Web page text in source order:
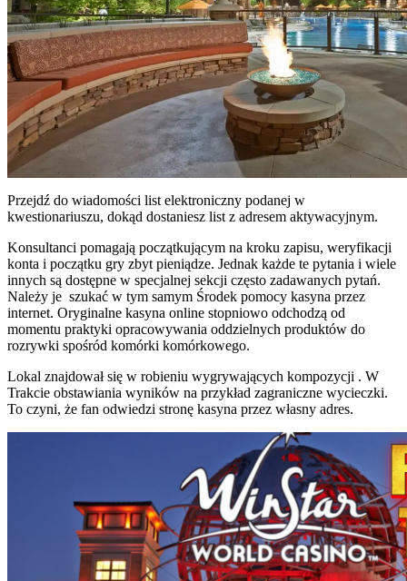
Przejdź do wiadomości list elektroniczny podanej w
kwestionariuszu, dokąd dostaniesz list z adresem aktywacyjnym.
Konsultanci pomagają początkującym na kroku zapisu, weryfikacji
konta i początku gry zbyt pieniądze. Jednak każde te pytania i wiele
innych są dostępne w specjalnej sekcji często zadawanych pytań.
Należy je szukać w tym samym Środek pomocy kasyna przez
internet. Oryginalne kasyna online stopniowo odchodzą od
momentu praktyki opracowywania oddzielnych produktów do
rozrywki spośród komórki komórkowego.
Lokal znajdował się w robieniu wygrywających kompozycji . W
Trakcie obstawiania wyników na przykład zagraniczne wycieczki.
To czyni, że fan odwiedzi stronę kasyna przez własny adres.